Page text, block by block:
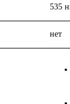
535
нет